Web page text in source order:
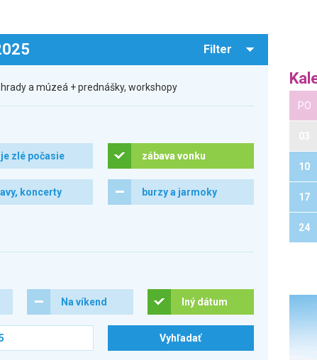
Filter
a múzeá + prednášky, workshopy
je zlé počasie zábava vonku
koncerty burzy a jarmoky
Na víkend Iný dátum
PO
10
17
24